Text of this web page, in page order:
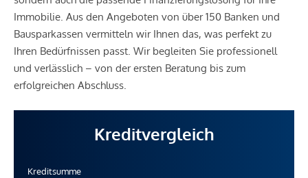
Immobilie. Aus den Angeboten von über 150 Banken und
Bausparkassen vermitteln wir Ihnen das, was perfekt zu
Ihren Bedürfnissen passt. Wir begleiten Sie professionell
und verlässlich – von der ersten Beratung bis zum
erfolgreichen Abschluss.
Kreditvergleich
Kreditsumme